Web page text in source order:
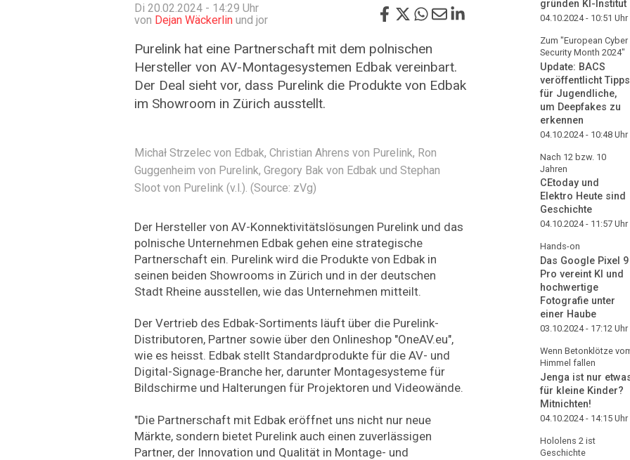
Di 20.02.2024 - 14:29 Uhr
von Dejan Wäckerlin und jor
Purelink hat eine Partnerschaft mit dem polnischen
Hersteller von AV-Montagesystemen Edbak vereinbart.
Der Deal sieht vor, dass Purelink die Produkte von Edbak
im Showroom in Zürich ausstellt.
Michał Strzelec von Edbak, Christian Ahrens von Purelink, Ron
Guggenheim von Purelink, Gregory Bak von Edbak und Stephan
Sloot von Purelink (v.l.). (Source: zVg)
Der Hersteller von AV-Konnektivitätslösungen Purelink und das
polnische Unternehmen Edbak gehen eine strategische
Partnerschaft ein. Purelink wird die Produkte von Edbak in
seinen beiden Showrooms in Zürich und in der deutschen
Stadt Rheine ausstellen, wie das Unternehmen mitteilt.
Der Vertrieb des Edbak-Sortiments läuft über die Purelink-
Distributoren, Partner sowie über den Onlineshop "OneAV.eu",
wie es heisst. Edbak stellt Standardprodukte für die AV- und
Digital-Signage-Branche her, darunter Montagesysteme für
Bildschirme und Halterungen für Projektoren und Videowände.
"Die Partnerschaft mit Edbak eröffnet uns nicht nur neue
Märkte, sondern bietet Purelink auch einen zuverlässigen
Partner, der Innovation und Qualität in Montage- und
gründen KI-Institut
04.10.2024 - 10:51 Uhr
Zum "European Cyber
Security Month 2024"
Update: BACS
veröffentlicht Tipps
für Jugendliche,
um Deepfakes zu
erkennen
04.10.2024 - 10:48 Uhr
Nach 12 bzw. 10
Jahren
CEtoday und
Elektro Heute sind
Geschichte
04.10.2024 - 11:57 Uhr
Hands-on
Das Google Pixel 9
Pro vereint KI und
hochwertige
Fotografie unter
einer Haube
03.10.2024 - 17:12 Uhr
Wenn Betonklötze
Himmel fallen
Jenga ist nur
für kleine Kinder?
Mitnichten!
04.10.2024 - 14:15 Uhr
Hololens 2 ist
Geschichte